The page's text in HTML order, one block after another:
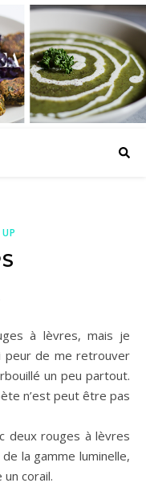
peur de me retrouver
un peu partout.
n’est peut être pas
deux rouges à lèvres
la gamme luminelle,
corail.